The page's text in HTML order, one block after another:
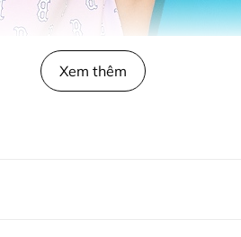
Xem thêm